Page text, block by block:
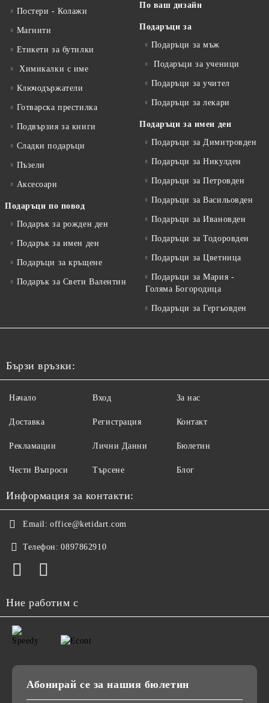
Постери - Колажи
Магнити
Етикети за бутилки
Химикалки с име
Ключодържатели
Готварска престилка
Подвързия за книги
Сладки подаръци
Пъзели
Аксесоари
Подаръци по повод
Подарък за рожден ден
Подарък за имен ден
Подаръци за кръщене
Подарък за Свети Валентин
По ваш дизайн
Подаръци за
Подаръци за мъж
Подаръци за ученици
Подаръци за учител
Подаръци за лекари
Подаръци за имен ден
Подаръци за Димитровден
Подаръци за Никулден
Подаръци за Петровден
Подаръци за Васильовден
Подаръци за Ивановден
Подаръци за Тодоровден
Подаръци за Цветница
Подаръци за Мария -
Голяма Богородица
Подаръци за Гергьовден
Бързи връзки:
Начало
Доставка
Рекламации
Чести Въпроси
Вход
Регистрация
Лични Данни
Търсене
За нас
Контакт
Бюлетин
Блог
Информация за контакти:
Email: office@ketidart.com
Телефон: 0897862910
Ние работим с
Абонирай се за нашия бюлетин